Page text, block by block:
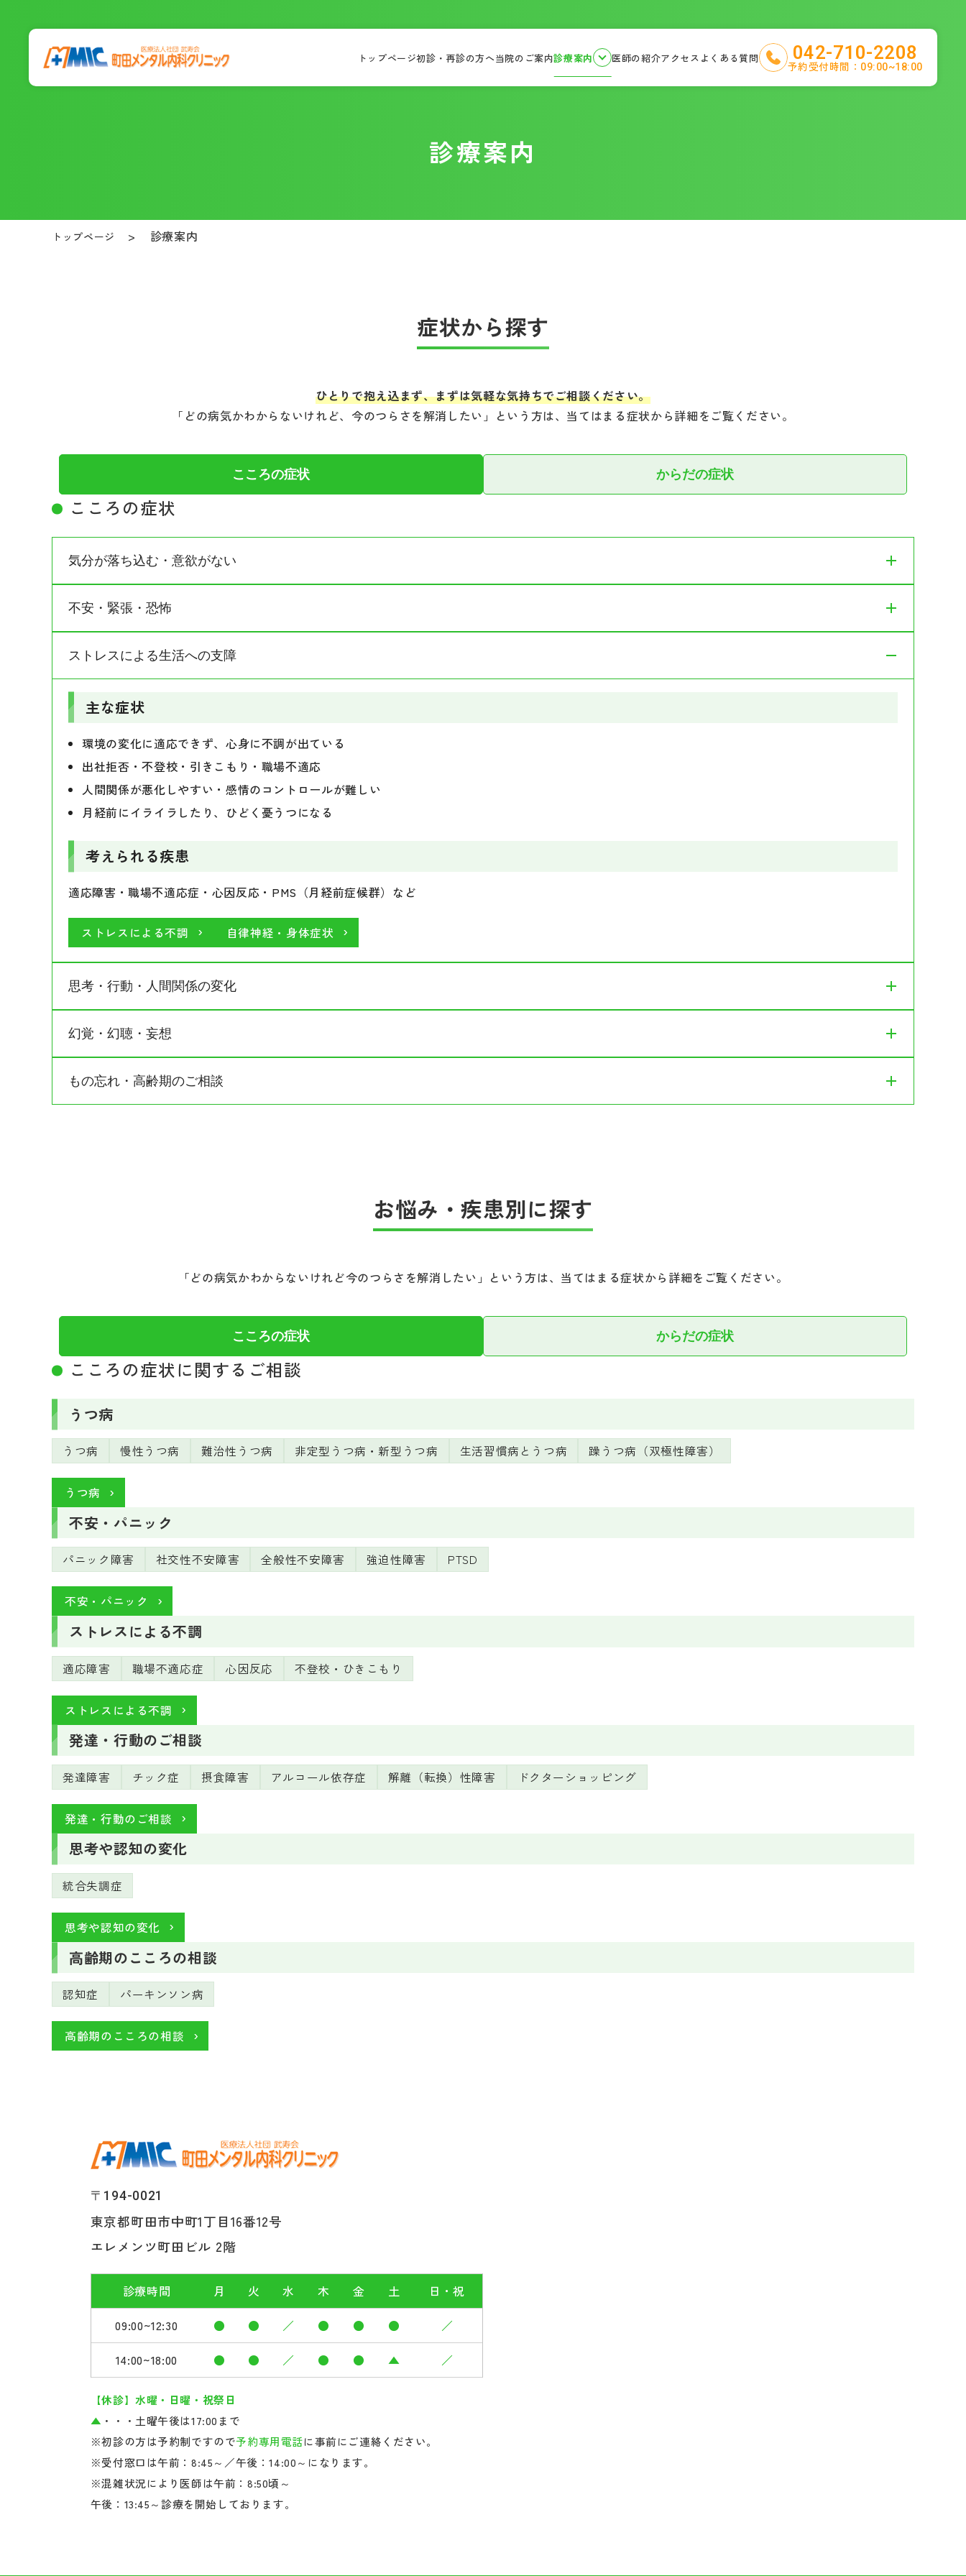
トップページ初診・再診の方へ当院のご案内診療案内 医師の紹介アクセス よくある質問 042-710-2208
予約受付時間： 09:00~18:00
診療案内
トップページ 診療案内
症状から探す
ひとりで抱え込まず、まずは気軽な気持ちでご相談ください。
「どの病気かわからないけれど、今のつらさを解消したい」という方は、当てはまる症状から詳細をご覧ください。
こころの症状 からだの症状
こころの症状
気分が落ち込む・意欲がない
主な症状
憂うつな気分・悲しい・絶望感・孤独感を感じる
思考力・集中力の低下・仕事や勉強に身が入らない
自分に価値がないと感じる・自責の念が強い
時々死にたくなる・消えてしまいたいと思う
考えられる疾患
うつ病・慢性うつ病・躁うつ病（双極性障害）・非定型うつ病など
うつ病 高齢期のこころの問題
不安・緊張・恐怖
主な症状
人前で過度に緊張する（声の上擦り・顔の赤らみ・頭が真っ白になる）
本番に弱い・対人緊張が強い
突然の動悸・息苦しさ・死ぬのではないかという恐怖（パニック発作）
電車や人混みなど、特定の場所が怖くて避けてしまう
何度も確認しないと気が済まない・手を洗いすぎる（強迫行為）
考えられる疾患
パニック障害・社交不安障害・全般性不安障害・強迫性障害・PTSDなど
不安・パニック 自律神経・身体症状
ストレスによる生活への支障
主な症状
環境の変化に適応できず、心身に不調が出ている
出社拒否・不登校・引きこもり・職場不適応
人間関係が悪化しやすい・感情のコントロールが難しい
月経前にイライラしたり、ひどく憂うつになる
考えられる疾患
適応障害・職場不適応症・心因反応・PMS（月経前症候群）など
ストレスによる不調 自律神経・身体症状
思考・行動・人間関係の変化
主な症状
誰かに悪口を言われている・監視されていると感じる（幻聴・妄想）
統合失調症・発達障害（ADHD/ASD）・摂食障害・依存症など
幻覚・幻聴・妄想
主な症状
高齢期のこころの問題
もの忘れ・高齢期のご相談
認知症（アルツハイマー型など）・パーキンソン病に伴う精神症状
高齢期のこころの問題
お悩み・疾患別に探す
「どの病気かわからないけれど今のつらさを解消したい」という方は、当てはまる症状から詳細をご覧ください。
こころの症状 からだの症状
こころの症状に関するご相談
うつ病
うつ病 慢性うつ病 難治性うつ病 非定型うつ病・新型うつ病 生活習慣病とうつ病 躁うつ病（双極性障害）
うつ病
不安・パニック
パニック障害 社交性不安障害 全般性不安障害 強迫性障害 PTSD
不安・パニック
ストレスによる不調
適応障害 職場不適応症 心因反応 不登校・ひきこもり
ストレスによる不調
発達・行動のご相談
発達障害 チック症 摂食障害 アルコール依存症 解離（転換）性障害 ドクターショッピング
発達・行動のご相談
思考や認知の変化
統合失調症
思考や認知の変化
高齢期のこころの相談
認知症 パーキンソン病
高齢期のこころの相談
〒194-0021
東京都町田市中町1丁目16番12号
エレメンツ町田ビル 2階
診療時間 月 火 水 木 金 土
日・祝
09:00~12:30
● ● ／ ● ● ●
／
14:00~18:00
● ● ／ ● ● ▲ ／
【休診】水曜・日曜・祝祭日
▲ ・・・土曜午後は17:00まで
※初診の方は予約制ですので予約専用電話に事前にご連絡ください。
※受付窓口は午前：8:45～／午後：14:00～になります。
※混雑状況により医師は午前：8:50頃～
午後：13:45～診療を開始しております。